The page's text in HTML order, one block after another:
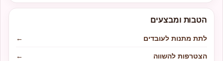
הטבות ומבצעים
לתת מתנות לעובדים
←
הצטרפות להשווה
←